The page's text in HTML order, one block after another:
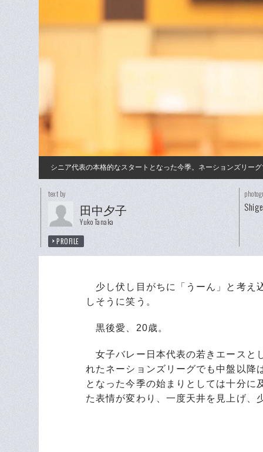
シニア代表の本格的なスタートとなった今季。ネーションズリー
text by
田中夕子
Yuko Tanaka
PROFILE
少し伏し目がちに「うーん」と考え
しそうに笑う。
黒後愛、20歳。
女子バレー日本代表の若きエースと
れたネーションズリーグでも中盤以降
となった今季の始まりとしては十分に
た表情が変わり、一度天井を見上げ、